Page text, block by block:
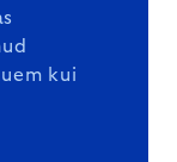
kui